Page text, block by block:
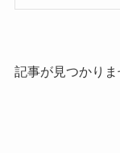
記事が見つかりま